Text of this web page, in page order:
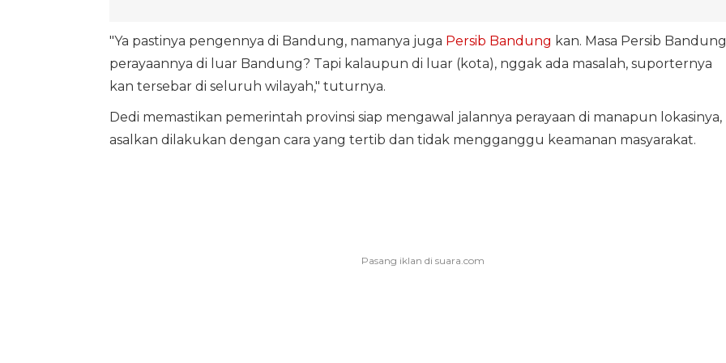
"Ya pastinya pengennya di Bandung, namanya juga Persib Bandung kan. Masa Persib Bandung
perayaannya di luar Bandung? Tapi kalaupun di luar (kota), nggak ada masalah, suporternya
kan tersebar di seluruh wilayah," tuturnya.
Dedi memastikan pemerintah provinsi siap mengawal jalannya perayaan di manapun lokasinya,
asalkan dilakukan dengan cara yang tertib dan tidak mengganggu keamanan masyarakat.